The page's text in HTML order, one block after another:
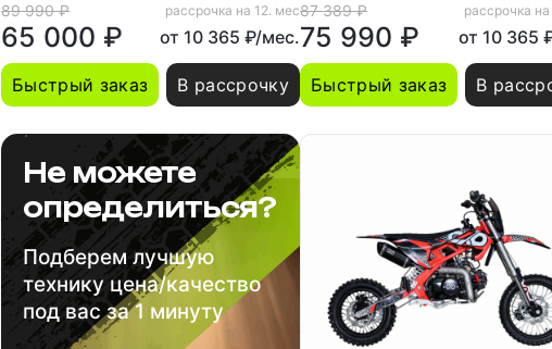
89 990 ₽
65 000 ₽
рассрочка на 12. мес
от 10 365 ₽/мес.
Быстрый заказ В рассрочку
87 389 ₽
75 990 ₽
рассрочка
от 10 365
Быстрый заказ В
Не можете
определиться?
Подберем лучшую
технику цена/качество
под вас за 1 минуту